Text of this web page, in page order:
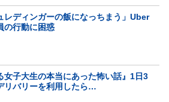
レディンガーの飯になっちまう」Uber
の行動に困惑
女子大生の本当にあった怖い話』1日3
リバリーを利用したら…